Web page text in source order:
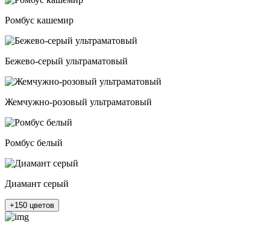
Ромбус кашемир
Бежево-серый ультраматовый
Жемчужно-розовый ультраматовый
Ромбус белый
Диамант серый
+150 цветов